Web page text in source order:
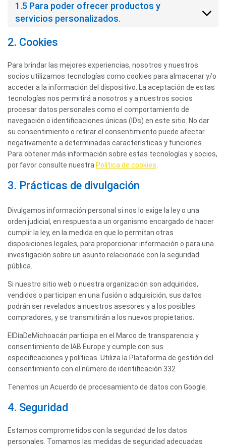
1.5 Para poder ofrecer productos y
servicios personalizados.
2. Cookies
Para brindar las mejores experiencias, nosotros y nuestros
socios utilizamos tecnologías como cookies para almacenar y/o
acceder a la información del dispositivo. La aceptación de estas
tecnologías nos permitirá a nosotros y a nuestros socios
procesar datos personales como el comportamiento de
navegación o identificaciones únicas (IDs) en este sitio. No dar
su consentimiento o retirar el consentimiento puede afectar
negativamente a determinadas características y funciones.
Para obtener más información sobre estas tecnologías y socios,
por favor consulte nuestra Política de cookies
3. Prácticas de divulgación
Divulgamos información personal si nos lo exige la ley o una
orden judicial, en respuesta a un organismo encargado de hacer
cumplir la ley, en la medida en que lo permitan otras
disposiciones legales, para proporcionar información o para una
investigación sobre un asunto relacionado con la seguridad
pública.
Si nuestro sitio web o nuestra organización son adquiridos,
vendidos o participan en una fusión o adquisición, sus datos
podrán ser revelados a nuestros asesores y a los posibles
compradores, y se transmitirán a los nuevos propietarios.
ElDíaDeMichoacán participa en el Marco de transparencia y
consentimiento de IAB Europe y cumple con sus
especificaciones y políticas. Utiliza la Plataforma de gestión del
consentimiento con el número de identificación 332
Tenemos un Acuerdo de procesamiento de datos con Google.
4. Seguridad
Estamos comprometidos con la seguridad de los datos
personales. Tomamos las medidas de seguridad adecuadas